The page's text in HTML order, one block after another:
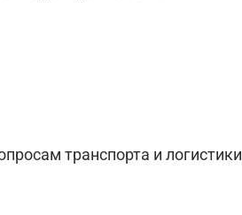
транспорта и логистики